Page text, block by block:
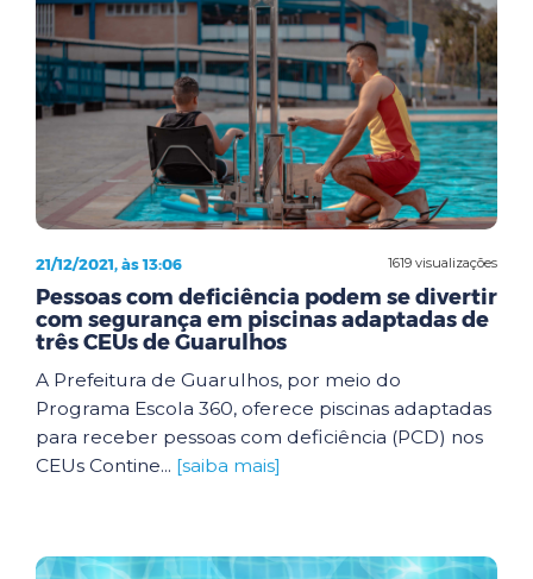
1619 visualizações
21/12/2021, às 13:06
Pessoas com deficiência podem se divertir
com segurança em piscinas adaptadas de
três CEUs de Guarulhos
A Prefeitura de Guarulhos, por meio do
Programa Escola 360, oferece piscinas adaptadas
para receber pessoas com deficiência (PCD) nos
CEUs Contine... [saiba mais]